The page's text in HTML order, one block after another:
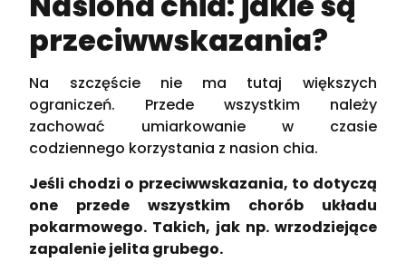
przeciwwskazania?
Na szczęście nie ma tutaj większych
ograniczeń. Przede wszystkim należy
zachować umiarkowanie w czasie
codziennego korzystania z nasion chia.
Jeśli chodzi o przeciwwskazania, to dotyczą
one przede wszystkim chorób układu
pokarmowego. Takich, jak np. wrzodziejące
zapalenie jelita grubego.